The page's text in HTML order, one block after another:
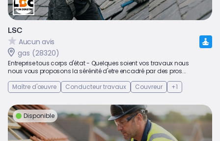
LSC
Aucun avis
gas (28320)
Entreprise tous corps d'état - Quelques soient vos travaux nous
nous vous proposons la sérénité d'etre encadré par des pros...
Maître d'œuvre
Conducteur travaux Couvreur +1
Disponible